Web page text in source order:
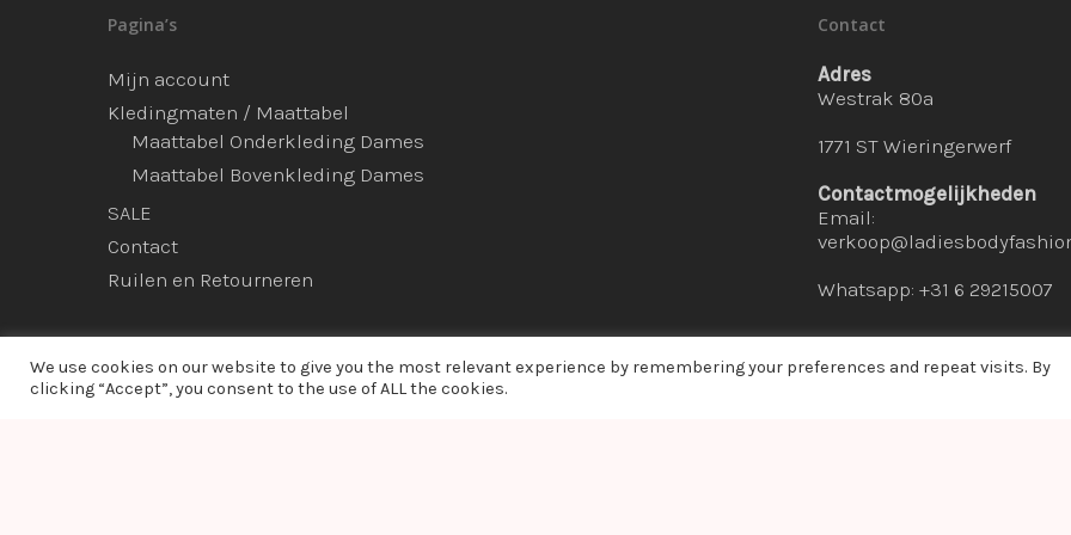
Pagina’s
Mijn account
Kledingmaten / Maattabel
Maattabel Onderkleding Dames
Maattabel Bovenkleding Dames
SALE
Contact
Ruilen en Retourneren
Contact
Adres
Westrak 80a
1771 ST Wieringerwerf
Contactmogelijkheden
Email:
Whatsapp: +31 6 29215007
We use cookies on our website to give you the most relevant experience by remembering your preferences and repeat visits. By
clicking “Accept”, you consent to the use of ALL the cookies.